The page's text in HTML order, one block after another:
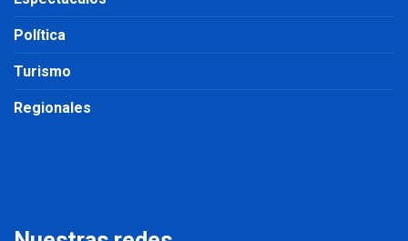
Política
Turismo
Regionales